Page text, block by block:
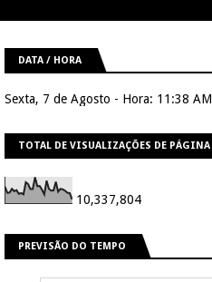
DATA / HORA
Sexta, 7 de Agosto - Hora: 11:38 AM
TOTAL DE VISUALIZAÇÕES DE PÁGINA
10,337,804
PREVISÃO DO TEMPO